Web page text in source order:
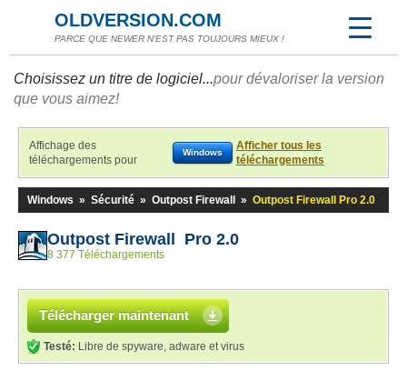
OLDVERSION.COM
PARCE QUE NEWER N'EST PAS TOUJOURS MIEUX !
Choisissez un titre de logiciel...pour dévaloriser la version
que vous aimez!
Affichage des
téléchargements pour
Windows
Afficher tous les
téléchargements
Windows » Sécurité » Outpost Firewall » Outpost Firewall Pro 2.0
Outpost Firewall Pro 2.0
8 377 Téléchargements
Télécharger maintenant
Testé: Libre de spyware, adware et virus